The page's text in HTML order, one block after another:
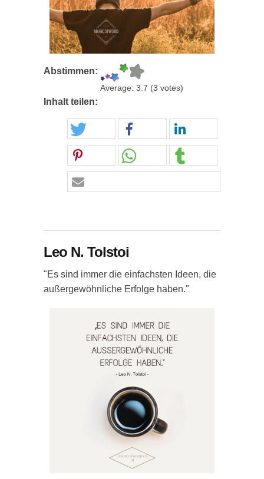
Abstimmen:
Average: 3.7 (3 votes)
Inhalt teilen:
Leo N. Tolstoi
"Es sind immer die einfachsten Ideen, die
außergewöhnliche Erfolge haben."